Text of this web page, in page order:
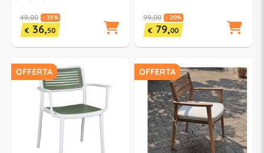
49,00 - 25%
€ 36,50
002
99,00 - 20%
€ 79,00
OFFERTA OFFERTA